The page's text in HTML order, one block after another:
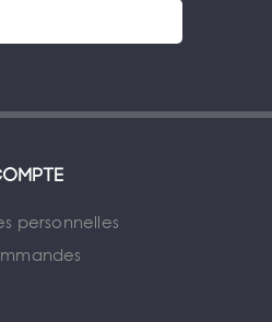
personnelles